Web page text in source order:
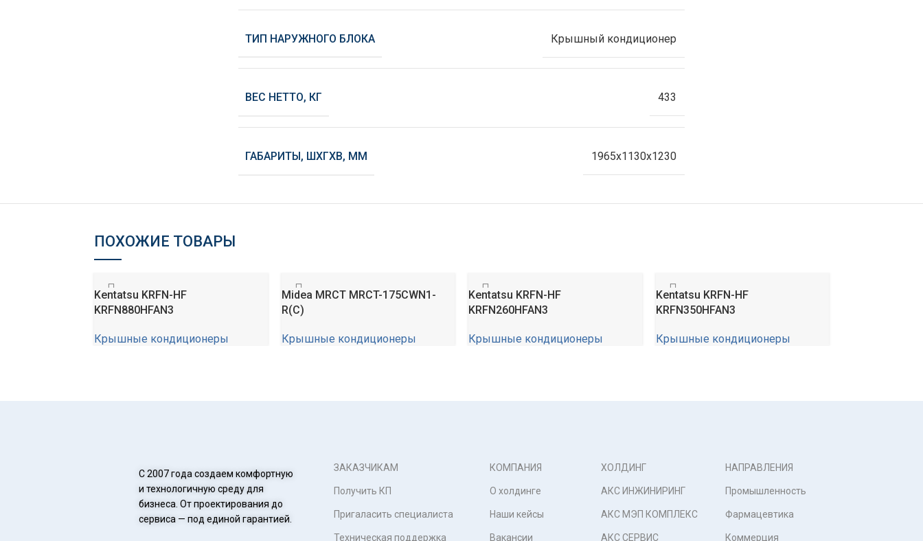
ТИП НАРУЖНОГО БЛОКА Крышный кондиционер
ВЕС НЕТТО, КГ 433
ГАБАРИТЫ, ШХГХВ, ММ 1965x1130x1230
ПОХОЖИЕ ТОВАРЫ
Kentatsu KRFN-HF
KRFN880HFAN3
Крышные кондиционеры
Midea MRCT MRCT-175CWN1-
R(C)
Крышные кондиционеры
Kentatsu KRFN-HF
KRFN260HFAN3
Крышные кондиционеры
Kentatsu KRFN-HF
KRFN350HFAN3
Крышные кондиционеры
С 2007 года создаем комфортную
и технологичную среду для
бизнеса. От проектирования до
сервиса — под единой гарантией.
ЗАКАЗЧИКАМ
Получить КП
Пригаласить специалиста
Техническая поддержка
КОМПАНИЯ
О холдинге
Наши кейсы
Вакансии
ХОЛДИНГ
АКС ИНЖИНИРИНГ
АКС МЭП КОМПЛЕКС
АКС СЕРВИС
НАПРАВЛЕНИЯ
Промышленность
Фармацевтика
Коммерция